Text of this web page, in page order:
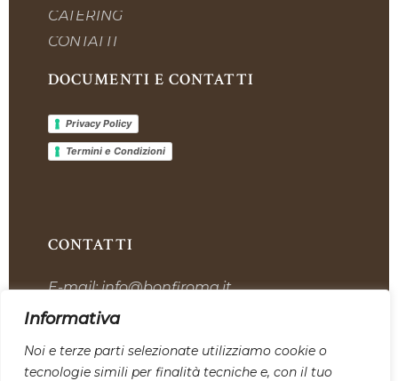
Informativa
Noi e terze parti selezionate utilizziamo cookie o
tecnologie simili per finalità tecniche e, con il tuo
CATERING
CONTATTI
DOCUMENTI E CONTATTI
Privacy Policy
Termini e Condizioni
CONTATTI
E-mail:info@bonfiroma.it
Telefono:+39 328 7419311
Sede:
Via dell’Industria, 12, 00059 Tolfa